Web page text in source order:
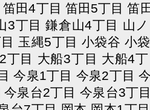
田4丁目 笛田5丁目 笛
3丁目 鎌倉山4丁目 山
玉縄5丁目 小袋谷 小
丁目 大船3丁目 大船4
今泉1丁目 今泉2丁目
泉台2丁目 今泉台3丁